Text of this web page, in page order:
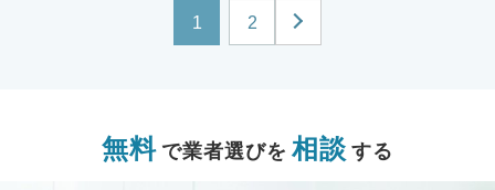
1 2
無料 で業者選びを 相談 する